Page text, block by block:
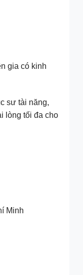
gia có kinh
sư tài năng,
lòng tối đa cho
Minh